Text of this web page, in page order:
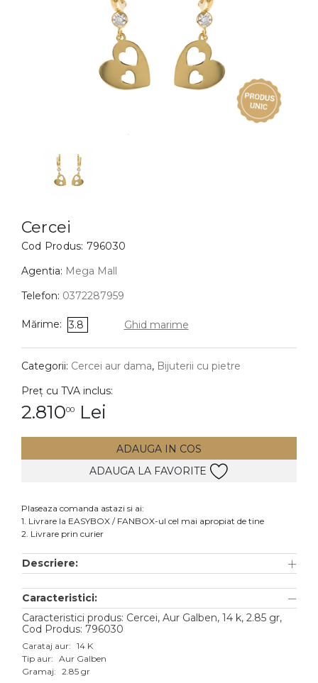
BIJUTERII COPII
Cercei
Bratari
Coliere
Lanturi
Pandantive
DIAMANTE Vezi toate
Cercei
Accesorii
Aur alb
Aur roz
Aur mixt
Cercei
Cod Produs: 796030
Agentia: Mega Mall
Telefon: 0372287959
Mărime: 3.8 Ghid marime
Categorii: Cercei aur dama, Bijuterii cu pietre
Preț cu TVA inclus:
2.81000 Lei
ADAUGA IN COS
ADAUGA LA FAVORITE
Plaseaza comanda astazi si ai:
1. Livrare la EASYBOX / FANBOX-ul cel mai apropiat de tine
2. Livrare prin curier
Descriere:
Caracteristici:
Caracteristici produs: Cercei, Aur Galben, 14 k, 2.85 gr,
Cod Produs: 796030
Carataj aur: 14 K
Tip aur: Aur Galben
Gramaj: 2.85 gr